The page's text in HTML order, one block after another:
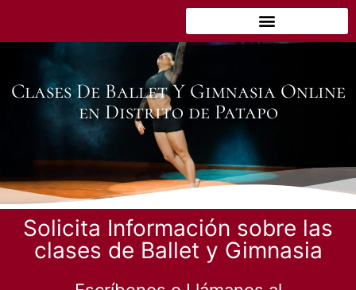
Clases De Ballet Y Gimnasia Online
en Distrito de Patapo
Solicita Información sobre las
clases de Ballet y Gimnasia